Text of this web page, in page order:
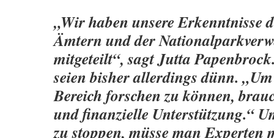
„Wir haben unsere Erkenntnisse
Ämtern und der
mitgeteilt“, sagt Jutta
seien bisher allerdings dünn.
Bereich forschen zu können,
und finanzielle Unterstützung.“
zu stoppen, müsse man Experten